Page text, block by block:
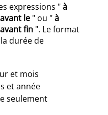
expressions "à
le " ou "à
fin ". Le format
durée de
et mois
et année
seulement